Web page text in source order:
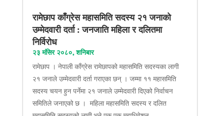
रामेछाप काँग्रेस महासमिति सदस्य २१ जनाको
उम्मेदवारी दर्ता : जनजाति महिला र दलितमा
निर्विरोध
२३ मंसिर २०८०, शनिबार
रामेछाप । नेपाली काँग्रेस रामेछापको महासमिति सदस्यका लागी
२१ जनाले उम्मेदवारी दर्ता गराएका छन् । जम्मा ११ महासमिति
सदस्य चयन हुन पर्नेमा २१ जनाले उम्मेदवारी दिएको निर्वाचन
समितिले जनाएको छ । महिला महासमिति सदस्य र दलित